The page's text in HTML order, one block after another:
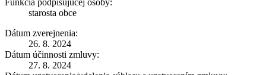
starosta obce
Dátum zverejnenia:
26. 8. 2024
Dátum účinnosti zmluvy:
27. 8. 2024